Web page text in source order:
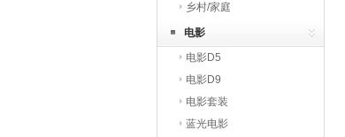
乡村/家庭
电影
电影D5
电影D9
电影套装
蓝光电影